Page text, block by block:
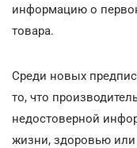
информацию о
товара.
Среди новых
то, что
недостоверной
жизни, здоровью или